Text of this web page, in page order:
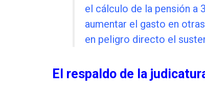
el cálculo de la pensión a
aumentar el gasto en
en peligro directo el
El respaldo de la